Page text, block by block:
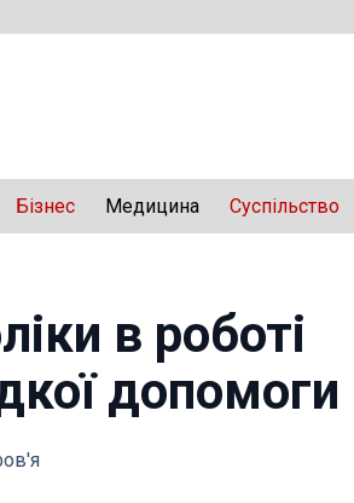
Бізнес Медицина Суспільство
в роботі
допомоги